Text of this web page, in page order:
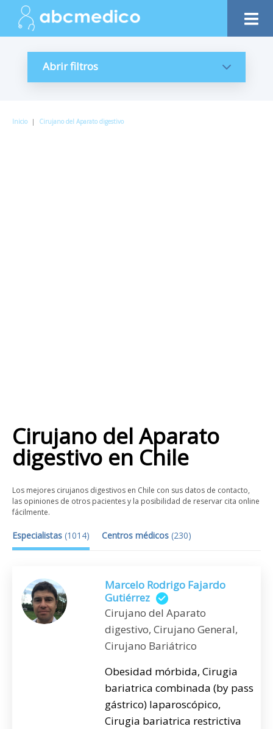
Abrir filtros
Inicio | Cirujano del Aparato digestivo
Cirujano del Aparato
digestivo en Chile
Los mejores cirujanos digestivos en Chile con sus datos de contacto,
las opiniones de otros pacientes y la posibilidad de reservar cita online
fácilmente.
Especialistas (1014) Centros médicos (230)
Marcelo Rodrigo Fajardo
Gutiérrez
Cirujano del Aparato
digestivo, Cirujano General,
Cirujano Bariátrico
Obesidad mórbida, Cirugia
bariatrica combinada (by pass
gástrico) laparoscópico,
Cirugia bariatrica restrictiva